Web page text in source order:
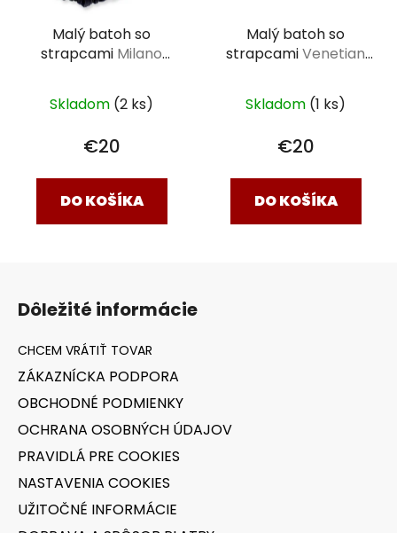
Malý batoh so
strapcami Milano
Skladom (2 ks)
€20
DO KOŠÍKA
Malý batoh so
strapcamiVenetian
Skladom (1 ks)
€20
DO KOŠÍKA
Dôležité informácie
ZÁKAZNÍCKA PODPORA
OBCHODNÉ PODMIENKY
OCHRANA OSOBNÝCH ÚDAJOV
PRAVIDLÁ PRE COOKIES
NASTAVENIA COOKIES
UŽITOČNÉ INFORMÁCIE